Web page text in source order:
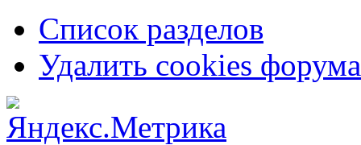
Список разделов
Удалить cookies форума